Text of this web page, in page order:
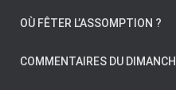
OÙ FÊTER L’ASSOMPTION ?
COMMENTAIRES DU